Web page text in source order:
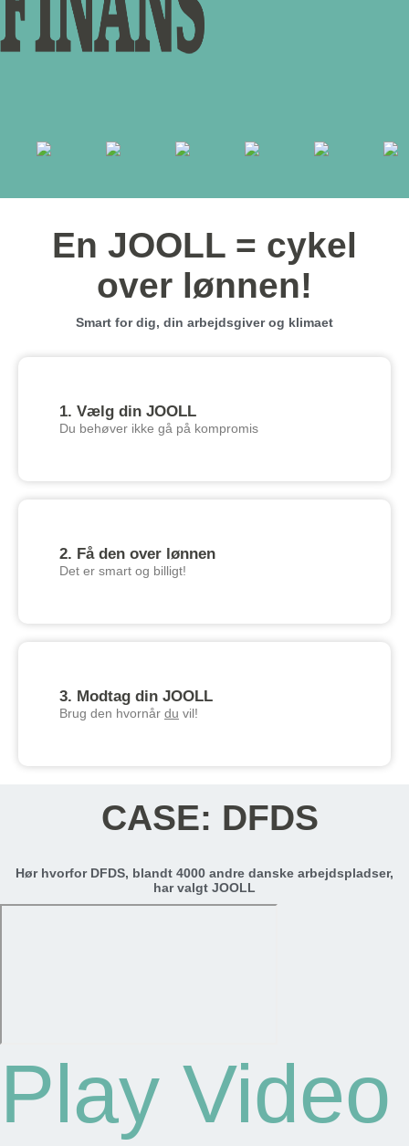
En JOOLL = cykel
over lønnen!
Smart for dig, din arbejdsgiver og klimaet
1. Vælg din JOOLL
Du behøver ikke gå på kompromis
2. Få den over lønnen
Det er smart og billigt!
3. Modtag din JOOLL
Brug den hvornår du vil!
CASE: DFDS
Hør hvorfor DFDS, blandt 4000 andre danske arbejdspladser,
har valgt JOOLL
Play Video